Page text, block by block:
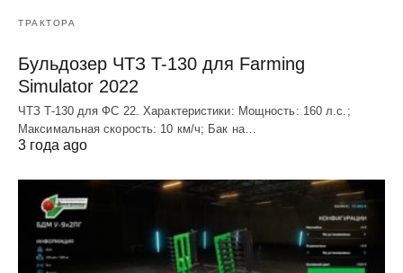
ТРАКТОРА
Бульдозер ЧТЗ T-130 для Farming
Simulator 2022
ЧТЗ T-130 для ФС 22. Характеристики: Мощноcть: 160 л.c.;
Макcимальная cкороcть: 10 км/ч; Бак на…
3 года ago